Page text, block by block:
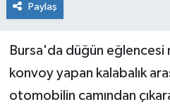
Paylaş
Bursa'da düğün eğlencesi
konvoy yapan kalabalık
otomobilin camından